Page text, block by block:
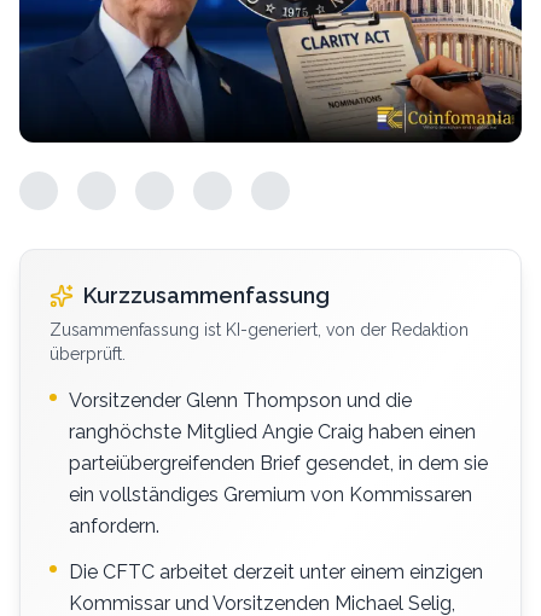
Kurzzusammenfassung
Zusammenfassung ist KI-generiert, von der Redaktion
überprüft.
Vorsitzender Glenn Thompson und die
ranghöchste Mitglied Angie Craig haben einen
parteiübergreifenden Brief gesendet, in dem sie
ein vollständiges Gremium von Kommissaren
anfordern.
Die CFTC arbeitet derzeit unter einem einzigen
Kommissar und Vorsitzenden Michael Selig,